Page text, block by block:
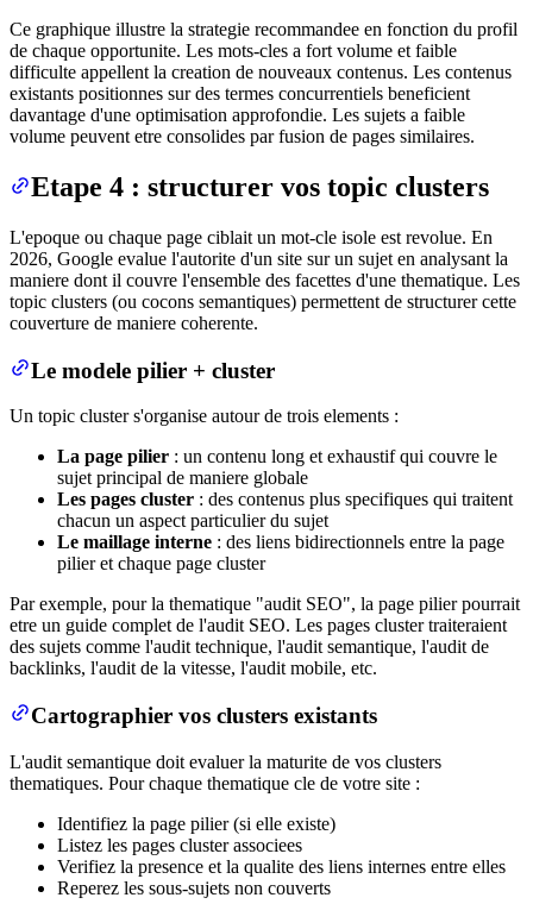
Ce graphique illustre la strategie recommandee en fonction du profil
de chaque opportunite. Les mots-cles a fort volume et faible
difficulte appellent la creation de nouveaux contenus. Les contenus
existants positionnes sur des termes concurrentiels beneficient
davantage d'une optimisation approfondie. Les sujets a faible
volume peuvent etre consolides par fusion de pages similaires.
Etape 4 : structurer vos topic clusters
L'epoque ou chaque page ciblait un mot-cle isole est revolue. En
2026, Google evalue l'autorite d'un site sur un sujet en analysant la
maniere dont il couvre l'ensemble des facettes d'une thematique. Les
topic clusters (ou cocons semantiques) permettent de structurer cette
couverture de maniere coherente.
Le modele pilier + cluster
Un topic cluster s'organise autour de trois elements :
La page pilier : un contenu long et exhaustif qui couvre le
sujet principal de maniere globale
Les pages cluster : des contenus plus specifiques qui traitent
chacun un aspect particulier du sujet
Le maillage interne : des liens bidirectionnels entre la page
pilier et chaque page cluster
Par exemple, pour la thematique "audit SEO", la page pilier pourrait
etre un guide complet de l'audit SEO. Les pages cluster traiteraient
des sujets comme l'audit technique, l'audit semantique, l'audit de
backlinks, l'audit de la vitesse, l'audit mobile, etc.
Cartographier vos clusters existants
L'audit semantique doit evaluer la maturite de vos clusters
thematiques. Pour chaque thematique cle de votre site :
Identifiez la page pilier (si elle existe)
Listez les pages cluster associees
Verifiez la presence et la qualite des liens internes entre elles
Reperez les sous-sujets non couverts